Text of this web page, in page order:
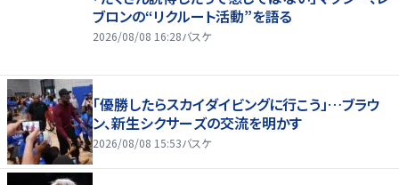
ブロンの“リクルート活動”を語る
2026/08/08 16:28バスケ
「優勝したらスカイダイビングに行こう」…ブラウ
ン、新生シクサーズの交流を明かす
2026/08/08 15:53バスケ